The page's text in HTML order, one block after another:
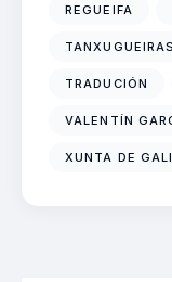
REGUEIFA
TANXUGUEIRAS
TRADUCIÓN
VALENTÍN
XUNTA DE